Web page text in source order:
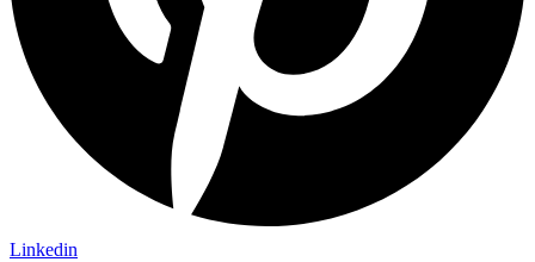
Linkedin